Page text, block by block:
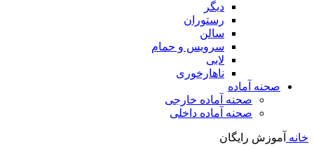
دیگر
رستوران
سالن
سرویس و حمام
لابی
ناهارخوری
صحنه آماده
صحنه آماده خارجی
صحنه آماده داخلی
خانه آموزش رایگان